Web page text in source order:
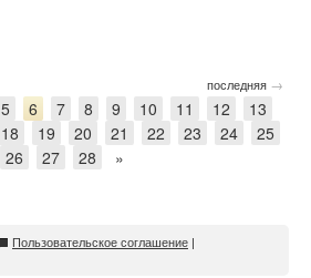
последняя →
5 6 7 8 9 10 11 12
13
18 19 20 21 22 23 24
25
26
27 28 »
Пользовательское соглашение |